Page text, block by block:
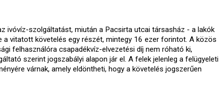
ivóvíz-szolgáltatást, miután a Pacsirta utcai társasház - a lakók
a vitatott követelés egy részét, mintegy 16 ezer forintot. A közös
felhasználóra csapadékvíz-elvezetési díj nem róható ki,
szerint jogszabályi alapon jár el. A felek jelenleg a felügyeleti
várnak, amely eldöntheti, hogy a követelés jogszerűen